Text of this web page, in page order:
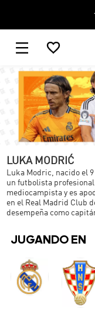
 
LUKA MODRIĆ
Luka Modric, nacido el
un futbolista profesional
mediocampista y es
en el Real Madrid Club
desempeña como
JUGANDO EN